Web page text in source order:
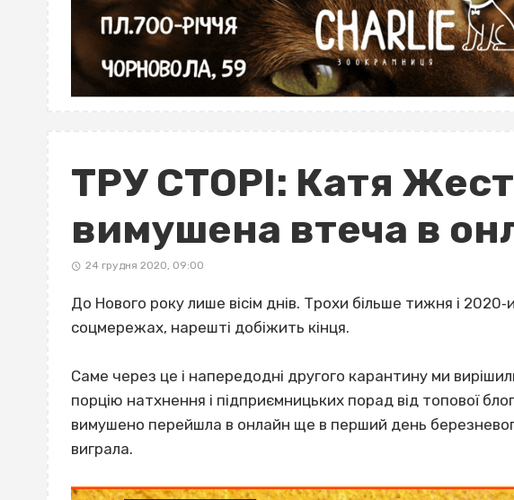
ТРУ СТОРІ: Катя
вимушена втеча в
24 грудня 2020, 09:00
До Нового року лише вісім днів. Трохи більше тижня і
соцмережах, нарешті добіжить кінця.
Саме через це і напередодні другого карантину ми
порцію натхнення і підприємницьких порад від топової
вимушено перейшла в онлайн ще в перший день
виграла.